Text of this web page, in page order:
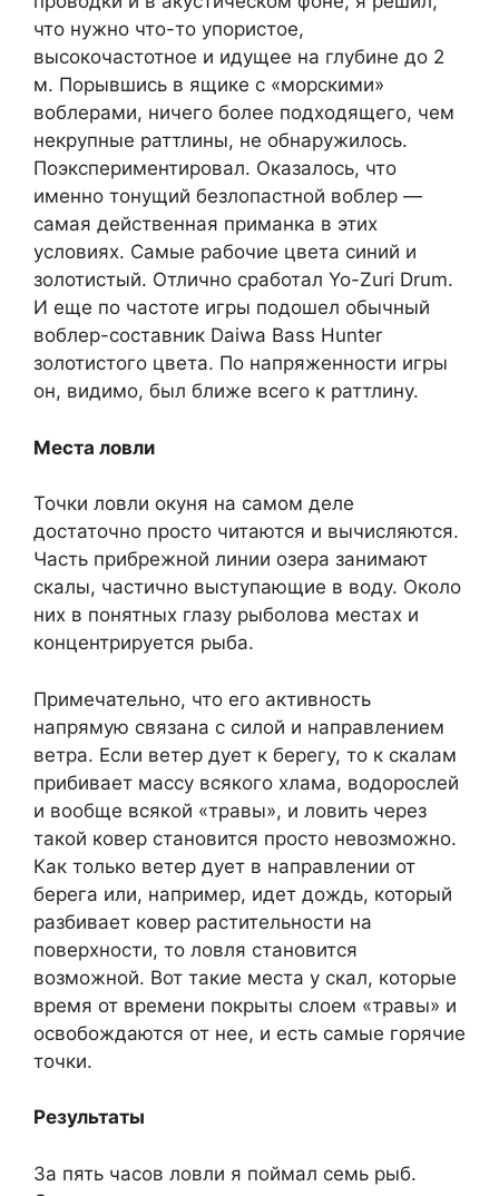
что нужно что-то упористое,
высокочастотное и идущее на глубине до 2
м. Порывшись в ящике с «морскими»
воблерами, ничего более подходящего, чем
некрупные раттлины, не обнаружилось.
Поэкспериментировал. Оказалось, что
именно тонущий безлопастной воблер —
самая действенная приманка в этих
условиях. Самые рабочие цвета синий и
золотистый. Отлично сработал Yo-Zuri Drum.
И еще по частоте игры подошел обычный
воблер-составник Daiwa Bass Hunter
золотистого цвета. По напряженности игры
он, видимо, был ближе всего к раттлину.
Места ловли
Точки ловли окуня на самом деле
достаточно просто читаются и вычисляются.
Часть прибрежной линии озера занимают
скалы, частично выступающие в воду. Около
них в понятных глазу рыболова местах и
концентрируется рыба.
Примечательно, что его активность
напрямую связана с силой и направлением
ветра. Если ветер дует к берегу, то к скалам
прибивает массу всякого хлама, водорослей
и вообще всякой «травы», и ловить через
такой ковер становится просто невозможно.
Как только ветер дует в направлении от
берега или, например, идет дождь, который
разбивает ковер растительности на
поверхности, то ловля становится
возможной. Вот такие места у скал, которые
время от времени покрыты слоем «травы» и
освобождаются от нее, и есть самые горячие
точки.
Результаты
За пять часов ловли я поймал семь рыб.